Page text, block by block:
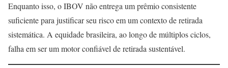
Enquanto isso, o IBOV não entrega um prêmio consistente
suficiente para justificar seu risco em um contexto de retirada
sistemática. A equidade brasileira, ao longo de múltiplos ciclos,
falha em ser um motor confiável de retirada sustentável.